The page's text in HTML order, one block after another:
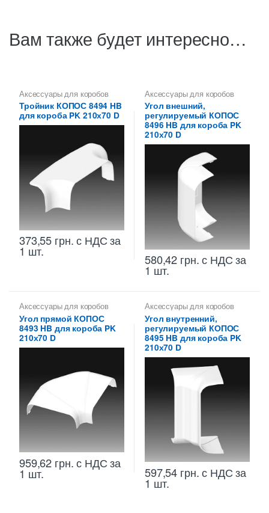
Вам также будет интересно…
Аксессуары для коробов
Тройник КОПОС 8494 HB
для короба PK 210х70 D
373,55 грн.с НДС за
1 шт.
Аксессуары для коробов
Угол внешний,
регулируемый КОПОС
8496 HB для короба PK
210х70 D
580,42 грн.с НДС за
1 шт.
Аксессуары для коробов
Угол прямой КОПОС
8493 HB для короба PK
210х70 D
959,62 грн.с НДС за
1 шт.
Аксессуары для коробов
Угол внутренний,
регулируемый КОПОС
8495 HB для короба PK
210х70 D
597,54 грн.с НДС за
1 шт.